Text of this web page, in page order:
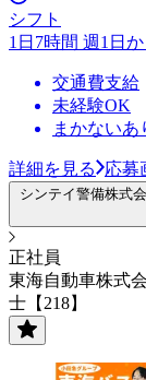
シフト
1日7時間 週1日
交通費支給
未経験OK
まかないあ
詳細を見る 応募
シンテイ警備株式
正社員
東海自動車株式
士【218】